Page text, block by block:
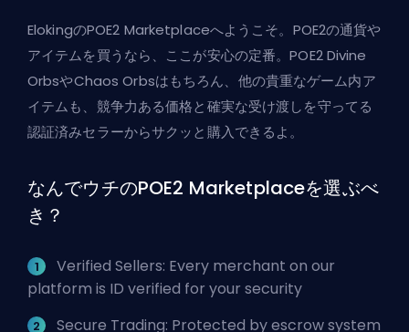
ElokingのPOE2 Marketplaceへようこそ。POE2の通貨や
アイテムを買うなら、ここが安心の定番。POE2 Divine
OrbsやChaos Orbsはもちろん、他の貴重なゲーム内ア
イテムも、競争力ある価格と確実な受け渡しを守ってる
認証済みセラーからサクッと購入できるよ。
なんでウチのPOE2 Marketplaceを選ぶべ
き？
Verified Sellers: Every merchant on our
platform is ID verified for your security
Secure Trading: Protected by escrow system